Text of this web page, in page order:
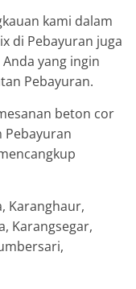
kami dalam
di Pebayuran juga
yang ingin
Pebayuran.
beton cor
Pebayuran
Karanghaur,
Karangsegar,